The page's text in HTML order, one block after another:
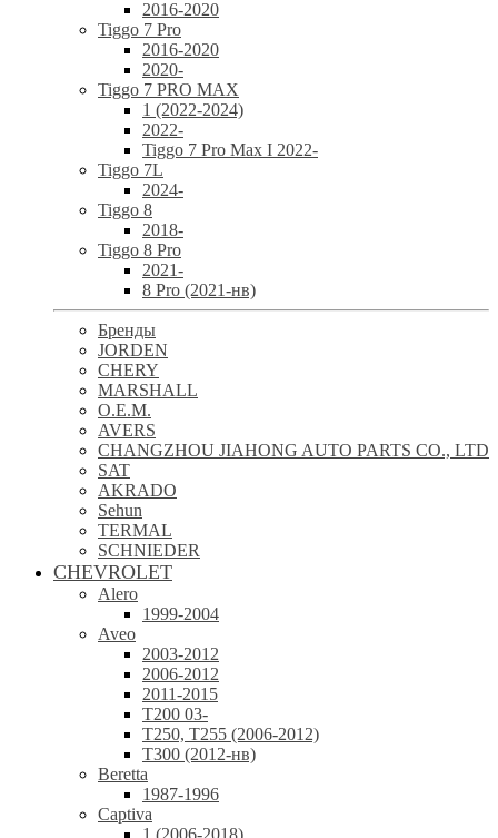
2016-2020
Tiggo 7 Pro
2016-2020
2020-
Tiggo 7 PRO MAX
1 (2022-2024)
2022-
Tiggo 7 Pro Max I 2022-
Tiggo 7L
2024-
Tiggo 8
2018-
Tiggo 8 Pro
2021-
8 Pro (2021-нв)
Бренды
JORDEN
CHERY
MARSHALL
O.E.M.
AVERS
CHANGZHOU JIAHONG AUTO PARTS CO., LTD
SAT
AKRADO
Sehun
TERMAL
SCHNIEDER
CHEVROLET
Alero
1999-2004
Aveo
2003-2012
2006-2012
2011-2015
T200 03-
T250, T255 (2006-2012)
T300 (2012-нв)
Beretta
1987-1996
Captiva
1 (2006-2018)